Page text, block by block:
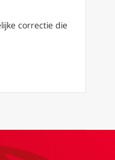
correctie die
terugblik op